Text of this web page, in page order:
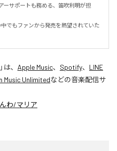
ーサポートも務める、笛吹利明が担
でもファンから発売を熱望されていた
」は、 Apple Music、 Spotify、 LINE
Music Unlimitedなどの音楽配信サ
わ/マリア